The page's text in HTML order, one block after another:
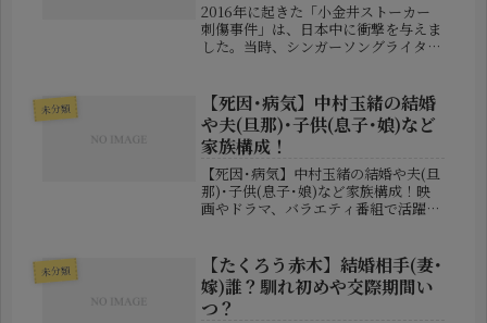
2016年に起きた「小金井ストーカー
刺傷事件」は、日本中に衝撃を与えま
した。当時、シンガーソングライター
よって複数回刺され、生死の境をさま
よいました。あれから約9年が経っ
た...
未分類
【死因･病気】中村玉緒の結婚
や夫(旦那)･子供(息子･娘)など
家族構成！
【死因･病気】中村玉緒の結婚や夫(旦
那)･子供(息子･娘)など家族構成！映
画やドラマ、バラエティ番組で活躍
と明るいキャラクターで、お茶の間の
人気者として長年活躍してきまし
た。...
未分類
【たくろう赤木】結婚相手(妻･
嫁)誰？馴れ初めや交際期間い
つ？